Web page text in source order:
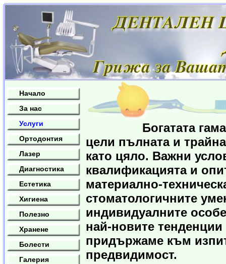
Начало
За нас
Услуги
Ортодонтия
Лазер
Диагностика
Естетика
Хигиена
Полезно
Хранене
Болести
Галерия
Богатата гама от
цели пълната и
като цяло. Важни
квалификацията и
материално-
стоматологичните
индивидуалните
най-новите
придържаме към
предвидимост.